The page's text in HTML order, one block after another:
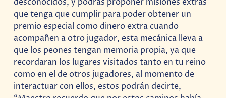
que tenga que cumplir para poder obtener un
premio especial como dinero extra cuando
acompañen a otro jugador, esta mecánica lleva a
que los peones tengan memoria propia, ya que
recordaran los lugares visitados tanto en tu reino
como en el de otros jugadores, al momento de
interactuar con ellos, estos podrán decirte,